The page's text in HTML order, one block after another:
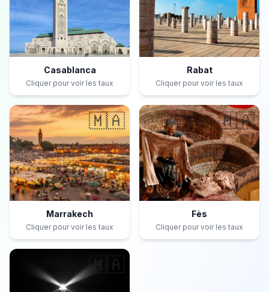
Casablanca
Cliquer pour voir les taux
Rabat
Cliquer pour voir les taux
🇲🇦
Marrakech
Cliquer pour voir les taux
🇲🇦
Fès
Cliquer pour voir les taux
🇲🇦